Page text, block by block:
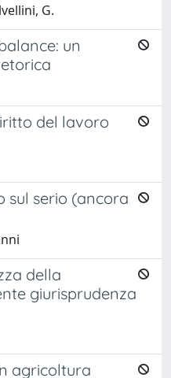
G.
un
del lavoro
sul serio (ancora
della
giurisprudenza
agricoltura